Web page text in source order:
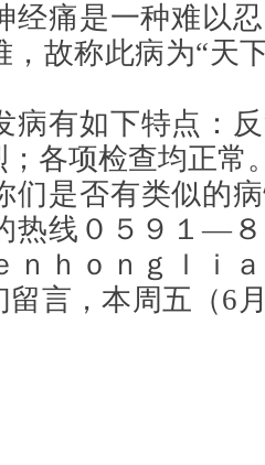
经痛是一种难以
故称此病为“天
病有如下特点：
各项检查均正常
们是否有类似的
热线０５９１—
ｎｈｏｎｇｌｉ
留言，本周五（6